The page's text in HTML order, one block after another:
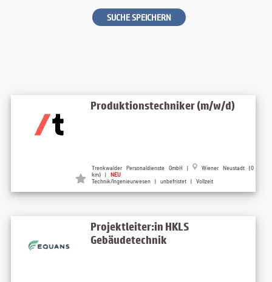
SUCHE SPEICHERN
Produktionstechniker (m/w/d)
Trenkwalder Personaldienste GmbH |
Wiener Neustadt (0
km) | NEU
Technik/Ingenieurwesen | unbefristet | Vollzeit
Projektleiter:in HKLS
Gebäudetechnik